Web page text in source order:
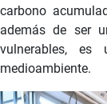
carbono
además de ser
vulnerables,
medioambiente.